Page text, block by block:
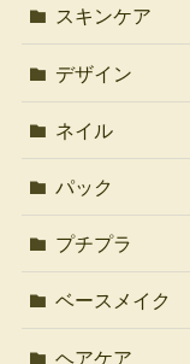
スキンケア
デザイン
ネイル
パック
プチプラ
ベースメイク
ヘアケア